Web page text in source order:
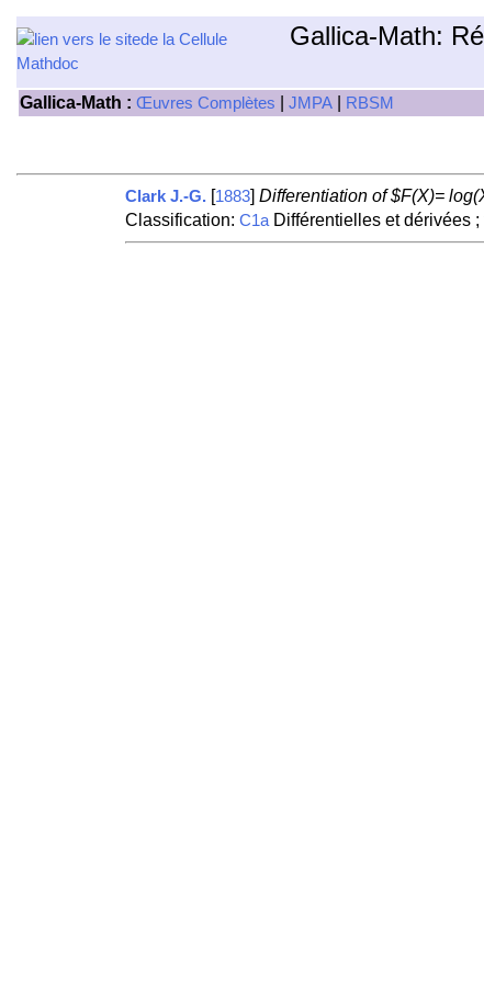
Gallica-Math:
Gallica-Math : Œuvres Complètes JMPA RBSM
Clark J.-G. [1883] Differentiation of $F(X)=
Classification: C1aDifférentielles et dérivées ;